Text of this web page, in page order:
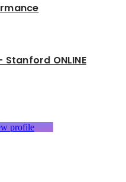
ONLINE
profile